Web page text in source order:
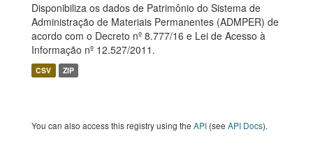
Disponibiliza os dados de Patrimônio do Sistema de
Administração de Materiais Permanentes (ADMPER) de
acordo com o Decreto nº 8.777/16 e Lei de Acesso à
Informação nº 12.527/2011.
CSV ZIP
You can also access this registry using the API (see API Docs).